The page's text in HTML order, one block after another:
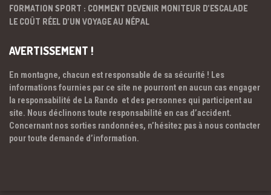
FORMATION SPORT : COMMENT DEVENIR MONITEUR D’ESCALADE
LE COÛT RÉEL D’UN VOYAGE AU NÉPAL
AVERTISSEMENT !
En montagne, chacun est responsable de sa sécurité ! Les
informations fournies par ce site ne pourront en aucun cas engager
la responsabilité de La Rando et des personnes qui participent au
site. Nous déclinons toute responsabilité en cas d’accident.
Concernant nos sorties randonnées, n’hésitez pas à nous contacter
pour toute demande d’information.